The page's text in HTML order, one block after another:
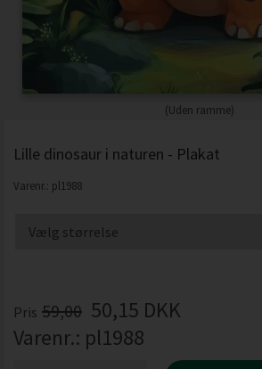
(Uden ramme)
Lille dinosaur i naturen - Plakat
Varenr.: pl1988
Pris 59,00 50,15 DKK
Varenr.: pl1988